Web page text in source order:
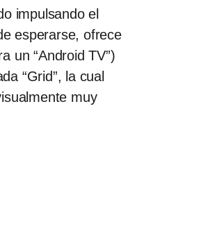
impulsando el
esperarse, ofrece
un “Android TV”)
“Grid”, la cual
muy